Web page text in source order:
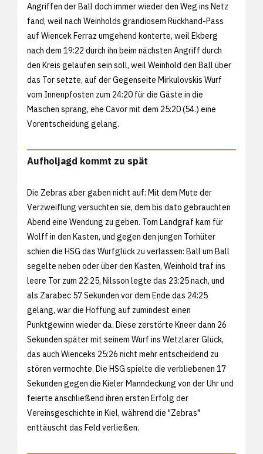
Angriffen der Ball doch immer wieder den Weg ins Netz
fand, weil nach Weinholds grandiosem Rückhand-Pass
auf Wiencek Ferraz umgehend konterte, weil Ekberg
nach dem 19:22 durch ihn beim nächsten Angriff durch
den Kreis gelaufen sein soll, weil Weinhold den Ball über
das Tor setzte, auf der Gegenseite Mirkulovskis Wurf
vom Innenpfosten zum 24:20 für die Gäste in die
Maschen sprang, ehe Cavor mit dem 25:20 (54.) eine
Vorentscheidung gelang.
Aufholjagd kommt zu spät
Die Zebras aber gaben nicht auf: Mit dem Mute der
Verzweiflung versuchten sie, dem bis dato gebrauchten
Abend eine Wendung zu geben. Tom Landgraf kam für
Wolff in den Kasten, und gegen den jungen Torhüter
schien die HSG das Wurfglück zu verlassen: Ball um Ball
segelte neben oder über den Kasten, Weinhold traf ins
leere Tor zum 22:25, Nilsson legte das 23:25 nach, und
als Zarabec 57 Sekunden vor dem Ende das 24:25
gelang, war die Hoffung auf zumindest einen
Punktgewinn wieder da. Diese zerstörte Kneer dann 26
Sekunden später mit seinem Wurf ins Wetzlarer Glück,
das auch Wienceks 25:26 nicht mehr entscheidend zu
stören vermochte. Die HSG spielte die verbliebenen 17
Sekunden gegen die Kieler Manndeckung von der Uhr und
feierte anschließend ihren ersten Erfolg der
Vereinsgeschichte in Kiel, während die "Zebras"
enttäuscht das Feld verließen.